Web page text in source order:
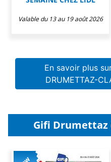
Valable du 13 au 19 août 2026
En savoir plus
DRUMETTAZ-
Gifi Drumettaz